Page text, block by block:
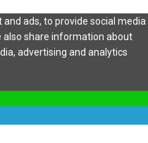
ads, to provide social media
also share information about
advertising and analytics